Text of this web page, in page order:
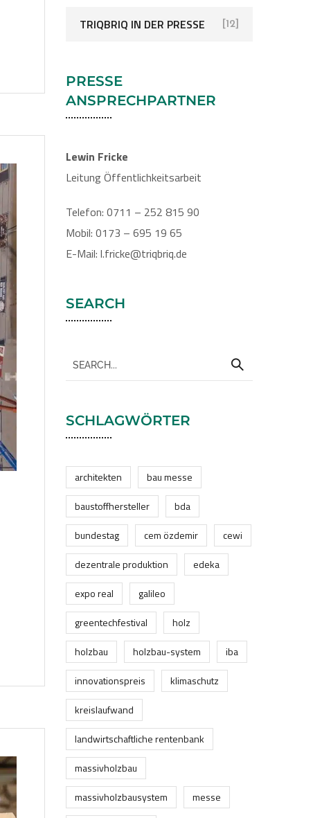
TRIQBRIQ IN DER PRESSE [12]
PRESSE
ANSPRECHPARTNER
Lewin Fricke
Leitung Öffentlichkeitsarbeit
Telefon: 0711 – 252 815 90
Mobil: 0173 – 695 19 65
E-Mail: l.fricke@triqbriq.de
SEARCH
SCHLAGWÖRTER
architekten
bau messe
baustoffhersteller
bda
bundestag
cem özdemir
cewi
dezentrale produktion
edeka
expo real
galileo
greentechfestival
holz
holzbau
holzbau-system
iba
innovationspreis
klimaschutz
kreislaufwand
landwirtschaftliche rentenbank
massivholzbau
massivholzbausystem
messe